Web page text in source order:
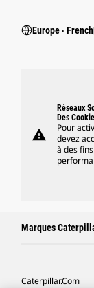
Europe ‧ French
warning
Réseaux
Des
Pour
devez
à des
Marques
Caterpillar.com